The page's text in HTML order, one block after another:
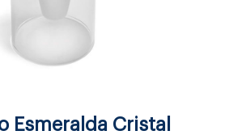
Esmeralda Cristal